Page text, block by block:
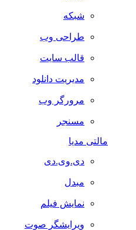
شبکه
طراحی وب
قالب سایت
مدیریت دانلود
مرورگر وب
مسنجر
مالتی مدیا
دی.وی.دی
مبدل
نمایش فیلم
ویرایشگر صوت